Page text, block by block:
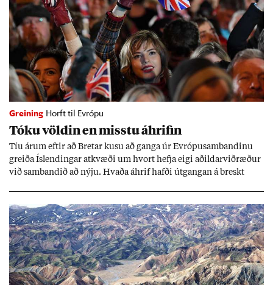
Greining Horft til Evrópu
Tóku völd­in en misstu áhrif­in
Tíu ár­um eft­ir að Bret­ar kusu að ganga úr Evr­ópu­sam­band­inu
greiða Ís­lend­ing­ar at­kvæði um hvort hefja eigi að­ild­ar­við­ræð­ur
við sam­band­ið að nýju. Hvaða áhrif hafði út­gang­an á breskt